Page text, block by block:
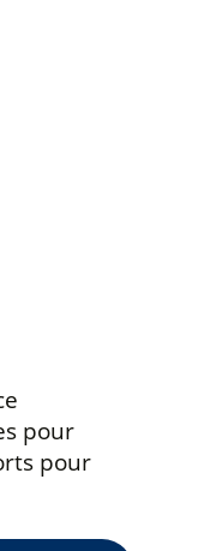
pour
pour